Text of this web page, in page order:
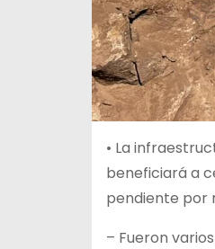
• La
beneficiará a
pendiente por
– Fueron